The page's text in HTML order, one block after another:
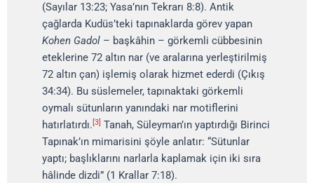
(Sayılar 13:23; Yasa’nın Tekrarı 8:8). Antik
çağlarda Kudüs’teki tapınaklarda görev yapan
Kohen Gadol – başkâhin – görkemli cübbesinin
eteklerine 72 altın nar (ve aralarına yerleştirilmiş
72 altın çan) işlemiş olarak hizmet ederdi (Çıkış
34:34). Bu süslemeler, tapınaktaki görkemli
oymalı sütunların yanındaki nar motiflerini
hatırlatırdı.[3] Tanah, Süleyman’ın yaptırdığı Birinci
Tapınak’ın mimarisini şöyle anlatır: “Sütunlar
yaptı; başlıklarını narlarla kaplamak için iki sıra
hâlinde dizdi” (1 Krallar 7:18).